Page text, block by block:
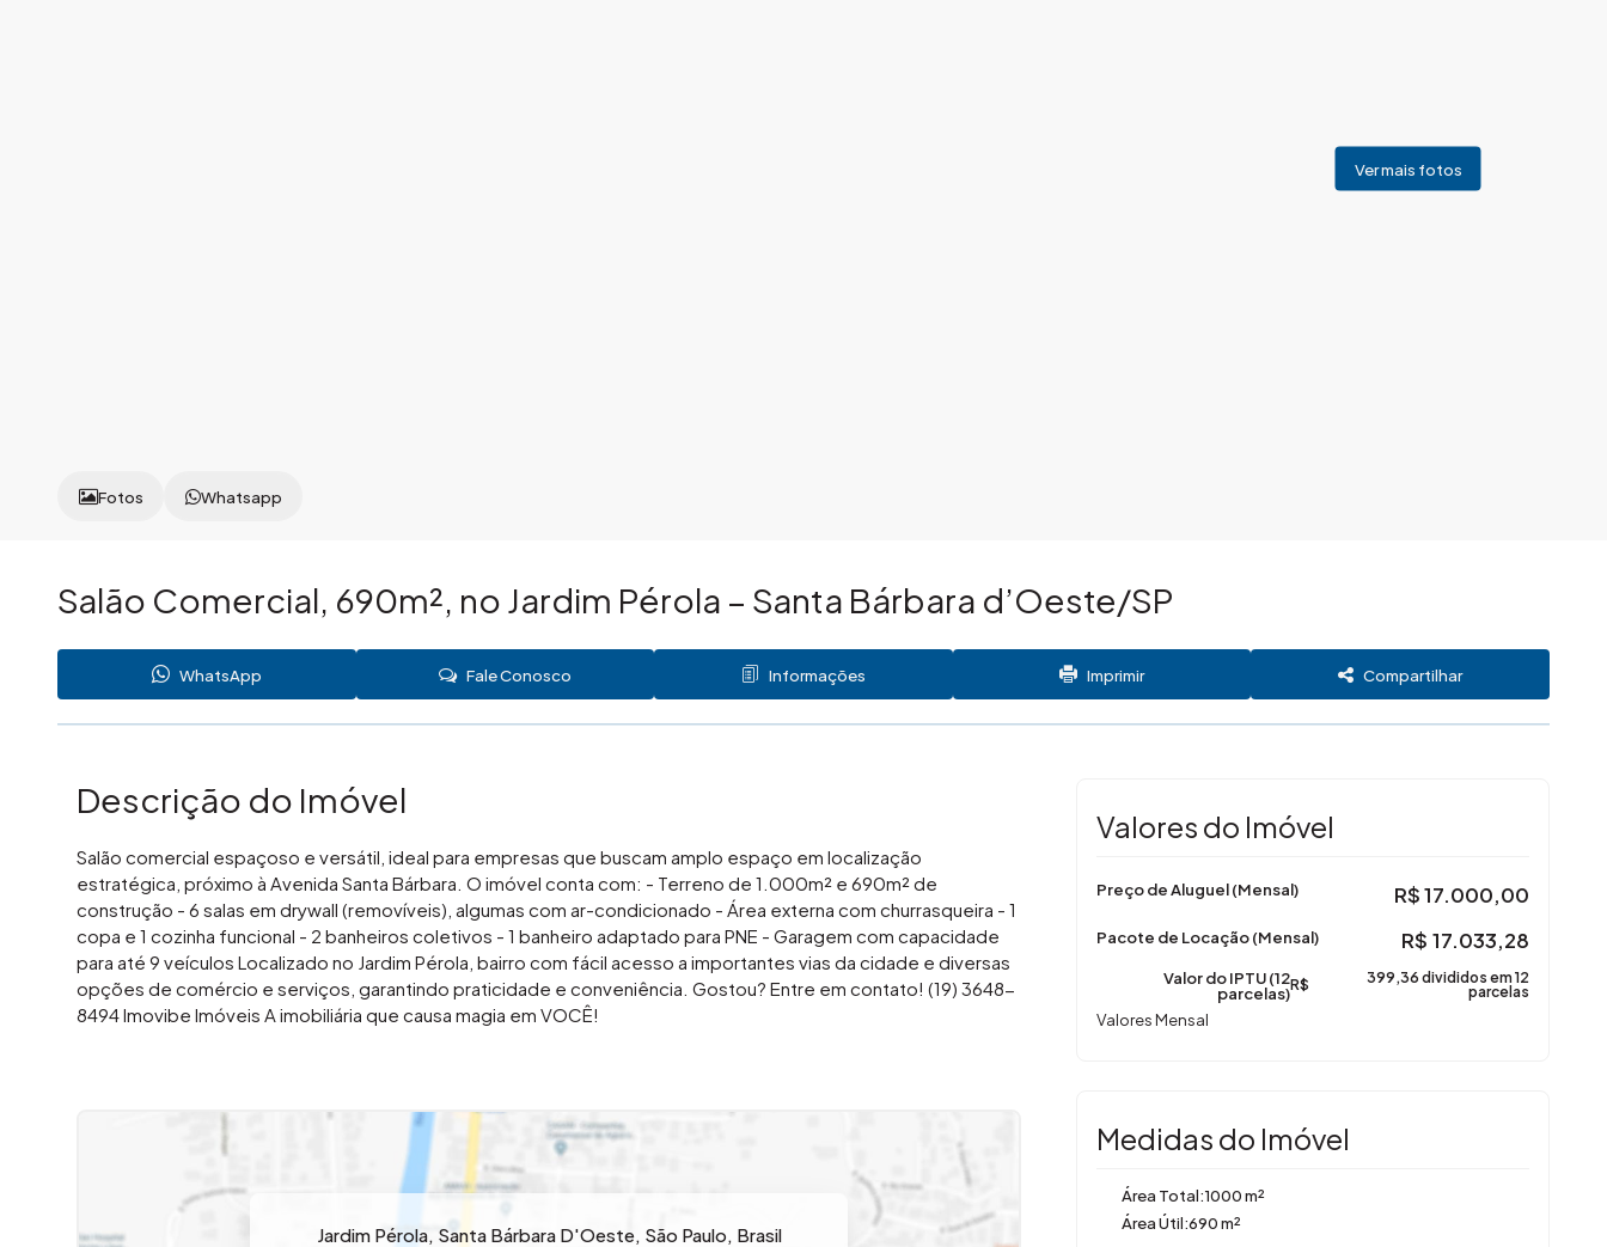
Fotos Whatsapp
Salão Comercial, 690m², no Jardim Pérola – Santa Bárbara d’Oeste/SP
WhatsApp Fale Conosco Informações Imprimir Compartilhar
Descrição do Imóvel
Salão comercial espaçoso e versátil, ideal para empresas que buscam amplo espaço em localização
estratégica, próximo à Avenida Santa Bárbara. O imóvel conta com: - Terreno de 1.000m² e 690m² de
construção - 6 salas em drywall (removíveis), algumas com ar-condicionado - Área externa com churrasqueira - 1
copa e 1 cozinha funcional - 2 banheiros coletivos - 1 banheiro adaptado para PNE - Garagem com capacidade
para até 9 veículos Localizado no Jardim Pérola, bairro com fácil acesso a importantes vias da cidade e diversas
opções de comércio e serviços, garantindo praticidade e conveniência. Gostou? Entre em contato! (19) 3648-
8494 Imovibe Imóveis A imobiliária que causa magia em VOCÊ!
Jardim Pérola, Santa Bárbara D'Oeste, São Paulo, Brasil
Valores do Imóvel
R$17.000,00
Preço de Aluguel (Mensal)
Valores Mensal
Valor do IPTU (12
parcelas)R$
399,36 divididos em 12
parcelas
R$ 17.033,28
Pacote de Locação (Mensal)
Medidas do Imóvel
Área Total:1000 m²
Área Útil:690 m²